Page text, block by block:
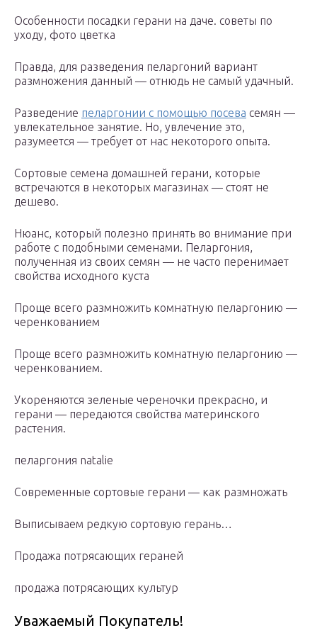
Особенности посадки герани на даче. советы по
уходу, фото цветка
Правда, для разведения пеларгоний вариант
размножения данный — отнюдь не самый удачный.
Разведение пеларгонии с помощью посева семян —
увлекательное занятие. Но, увлечение это,
разумеется — требует от нас некоторого опыта.
Сортовые семена домашней герани, которые
встречаются в некоторых магазинах — стоят не
дешево.
Нюанс, который полезно принять во внимание при
работе с подобными семенами. Пеларгония,
полученная из своих семян — не часто перенимает
свойства исходного куста
Проще всего размножить комнатную пеларгонию —
черенкованием
Проще всего размножить комнатную пеларгонию —
черенкованием.
Укореняются зеленые череночки прекрасно, и
герани — передаются свойства материнского
растения.
пеларгония natalie
Современные сортовые герани — как размножать
Выписываем редкую сортовую герань…
Продажа потрясающих гераней
продажа потрясающих культур
Уважаемый Покупатель!